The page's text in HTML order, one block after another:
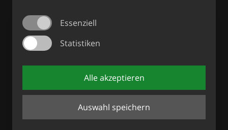
Essenziell
Statistiken
Alle akzeptieren
Auswahl speichern